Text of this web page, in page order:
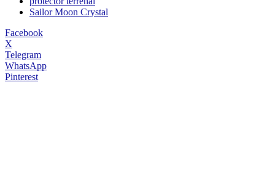
Sailor Moon Crystal
Facebook
X
Telegram
WhatsApp
Pinterest